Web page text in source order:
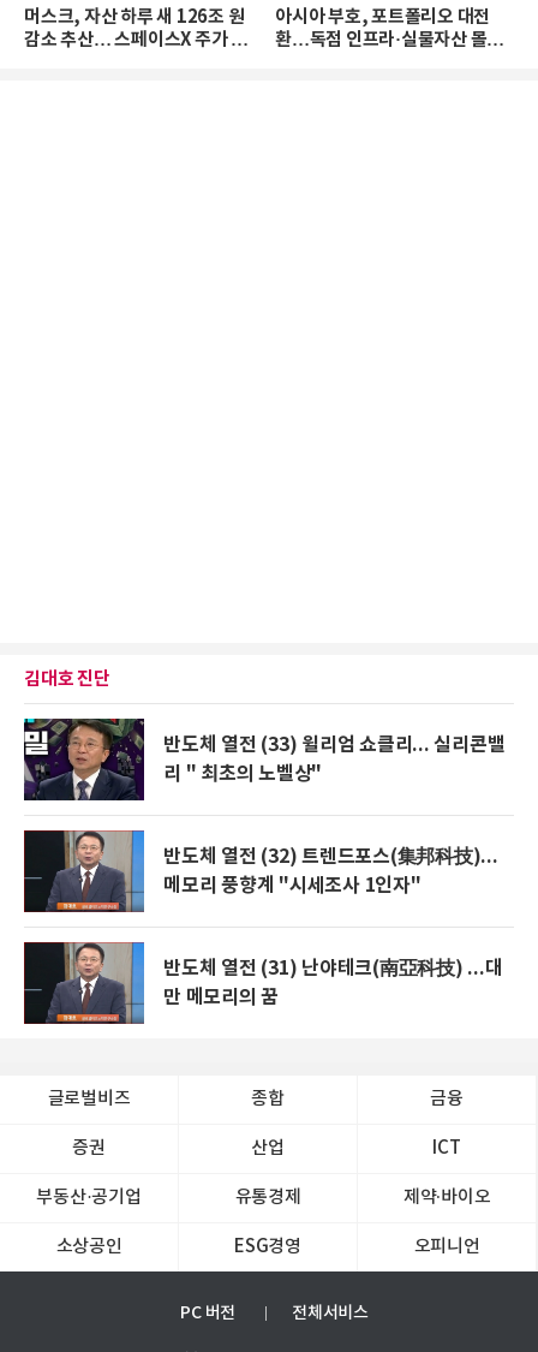
머스크, 자산 하루 새 126조 원
감소 추산… 스페이스X 주가 하
아시아 부호, 포트폴리오 대전
환…독점 인프라·실물자산 몰린
김대호 진단
반도체 열전 (33) 윌리엄 쇼클리... 실리콘밸
리 " 최초의 노벨상"
반도체 열전 (32) 트렌드포스(集邦科技)...
메모리 풍향계 "시세조사 1인자"
반도체 열전 (31) 난야테크(南亞科技) ...대
만 메모리의 꿈
글로벌비즈 종합 금융
증권 산업 ICT
부동산·공기업 유통경제 제약∙바이오
소상공인 ESG경영 오피니언
PC 버전 전체서비스